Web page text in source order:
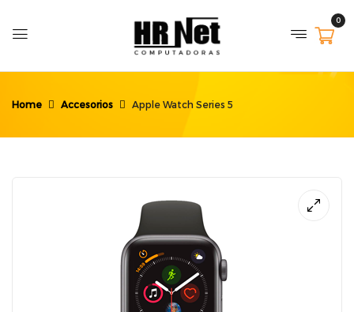
0
Home Accesorios Apple Watch Series 5